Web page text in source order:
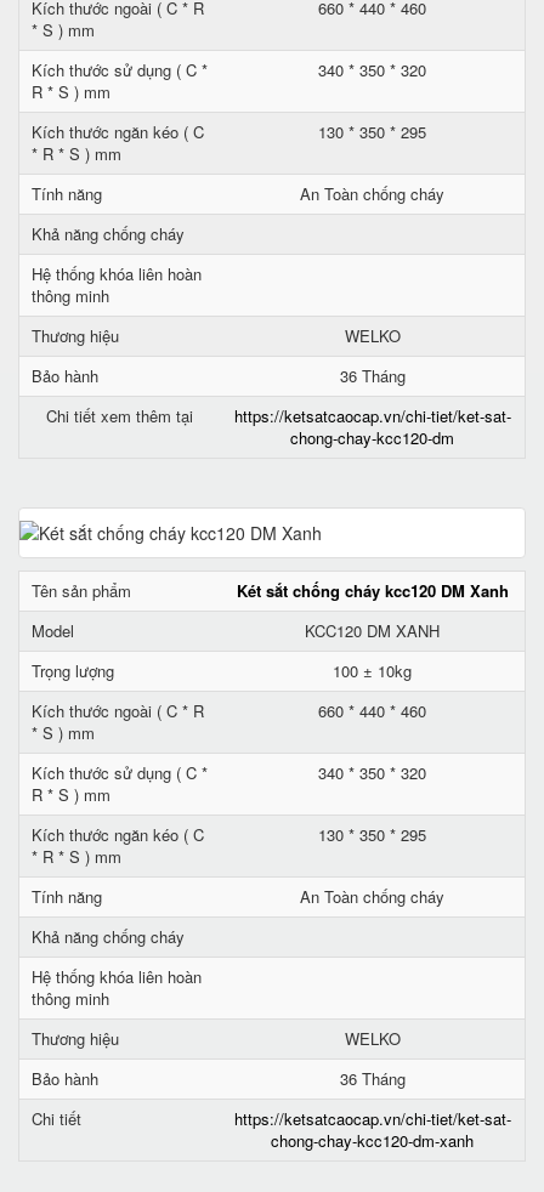
Kích thước ngoài ( C * R
* S ) mm
660 * 440 * 460
Kích thước sử dụng ( C *
R * S ) mm
340 * 350 * 320
Kích thước ngăn kéo ( C
* R * S ) mm
130 * 350 * 295
Tính năng
An Toàn chống cháy
Khả năng chống cháy
Hệ thống khóa liên hoàn
thông minh
Thương hiệu
WELKO
Bảo hành
36 Tháng
Chi tiết xem thêm tại
https://ketsatcaocap.vn/chi-tiet/ket-sat-
chong-chay-kcc120-dm
Tên sản phẩm
Két sắt chống cháy kcc120 DM Xanh
Model
KCC120 DM XANH
Trọng lượng
100 ± 10kg
Kích thước ngoài ( C * R
* S ) mm
660 * 440 * 460
Kích thước sử dụng ( C *
R * S ) mm
340 * 350 * 320
Kích thước ngăn kéo ( C
* R * S ) mm
130 * 350 * 295
Tính năng
An Toàn chống cháy
Khả năng chống cháy
Hệ thống khóa liên hoàn
thông minh
Thương hiệu
WELKO
Bảo hành
36 Tháng
Chi tiết
https://ketsatcaocap.vn/chi-tiet/ket-sat-
chong-chay-kcc120-dm-xanh